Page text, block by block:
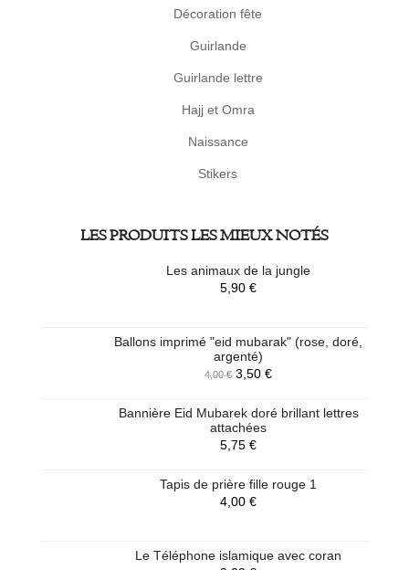
Décoration fête
Guirlande
Guirlande lettre
Hajj et Omra
Naissance
Stikers
LES PRODUITS LES MIEUX NOTÉS
Les animaux de la jungle
5,90€
Ballons imprimé "eid mubarak" (rose, doré,
argenté)
4,00€ 3,50€
Bannière Eid Mubarek doré brillant lettres
attachées
5,75€
Tapis de prière fille rouge 1
4,00€
Le Téléphone islamique avec coran